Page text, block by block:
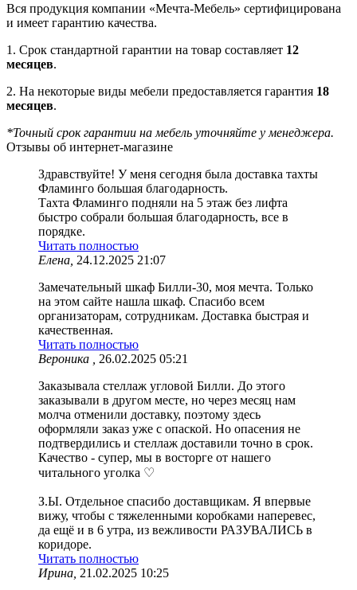
Вся продукция компании «Мечта-Мебель» сертифицирована
и имеет гарантию качества.
1. Срок стандартной гарантии на товар составляет 12
месяцев.
2. На некоторые виды мебели предоставляется гарантия 18
месяцев.
*Точный срок гарантии на мебель уточняйте у менеджера.
Отзывы об интернет-магазине
Здравствуйте! У меня сегодня была доставка тахты
Фламинго большая благодарность.
Тахта Фламинго подняли на 5 этаж без лифта
быстро собрали большая благодарность, все в
порядке.
Читать полностью
Елена, 24.12.2025 21:07
Замечательный шкаф Билли-30, моя мечта. Только
на этом сайте нашла шкаф. Спасибо всем
организаторам, сотрудникам. Доставка быстрая и
качественная.
Читать полностью
Вероника ,
26.02.2025 05:21
Заказывала стеллаж угловой Билли. До этого
заказывали в другом месте, но через месяц нам
молча отменили доставку, поэтому здесь
оформляли заказ уже с опаской. Но опасения не
подтвердились и стеллаж доставили точно в срок.
Качество - супер, мы в восторге от нашего
читального уголка ♡
З.Ы. Отдельное спасибо доставщикам. Я впервые
вижу, чтобы с тяжеленными коробками наперевес,
да ещё и в 6 утра, из вежливости РАЗУВАЛИСЬ в
коридоре.
Читать полностью
Ирина, 21.02.2025 10:25